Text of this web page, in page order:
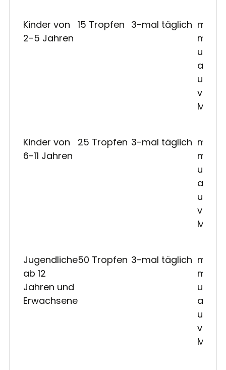
Kinder von
2-5 Jahren
15 Tropfen 3-mal täglich
und
von
Kinder von
6-11 Jahren
25 Tropfen 3-mal täglich
und
von
Jugendliche
ab 12
Jahren und
Erwachsene
50 Tropfen 3-mal täglich
und
von